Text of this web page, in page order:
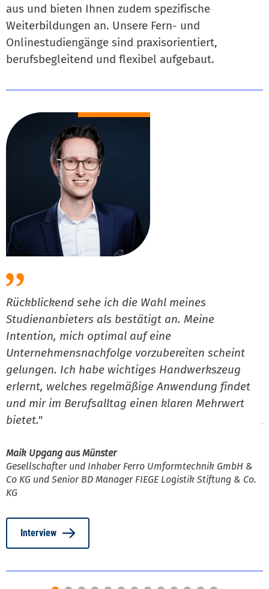
aus und bieten Ihnen zudem spezifische
Weiterbildungen an. Unsere Fern- und
Onlinestudiengänge sind praxisorientiert,
berufsbegleitend und flexibel aufgebaut.
Rückblickend sehe ich die Wahl meines
Studienanbieters als bestätigt an. Meine
Intention, mich optimal auf eine
Unternehmensnachfolge vorzubereiten scheint
gelungen. Ich habe wichtiges Handwerkszeug
erlernt, welches regelmäßige Anwendung findet
und mir im Berufsalltag einen klaren Mehrwert
bietet."
Maik Upgang aus Münster
Gesellschafter und Inhaber Ferro Umformtechnik GmbH &
Co KG und Senior BD Manager FIEGE Logistik Stiftung & Co.
KG
Interview